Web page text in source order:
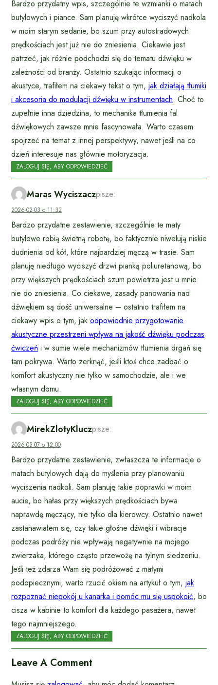
Bardzo przydatny wpis, szczególnie te wzmianki o matach
butylowych i piance. Sam planuję wkrótce wyciszyć nadkola
w moim starym sedanie, bo szum przy autostradowych
prędkościach jest już nie do zniesienia. Ciekawie jest
patrzeć, jak różnie podchodzi się do tematu dźwięku w
zależności od branży. Ostatnio szukając informacji o
akustyce, trafiłem na ciekawy tekst o tym, jak działają tłumiki
i akcesoria do modulacji dźwięku w instrumentach. Choć to
zupełnie inna dziedzina, to mechanika tłumienia fal
dźwiękowych zawsze mnie fascynowała. Warto czasem
spojrzeć na temat z innej perspektywy, nawet jeśli na co
dzień interesuje nas głównie motoryzacja.
ZALOGUJ SIĘ, ABY ODPOWIEDZIEĆ
Maras Wyciszaczpisze:
2026-02-03 o 11:32
Bardzo przydatne zestawienie, szczególnie te maty
butylowe robią świetną robotę, bo faktycznie niwelują niskie
dudnienia od kół, które najbardziej męczą w trasie. Sam
planuję niedługo wyciszyć drzwi pianką poliuretanową, bo
przy większych prędkościach szum powietrza jest u mnie
nie do zniesienia. Co ciekawe, zasady panowania nad
dźwiękiem są dość uniwersalne – ostatnio trafiłem na
ciekawy wpis o tym, jak odpowiednie przygotowanie
akustyczne przestrzeni wpływa na jakość dźwięku podczas
ćwiczeń i w sumie wiele mechanizmów tłumienia drgań się
tam pokrywa. Warto zerknąć, jeśli ktoś chce zadbać o
komfort akustyczny nie tylko w samochodzie, ale i we
własnym domu.
ZALOGUJ SIĘ, ABY ODPOWIEDZIEĆ
MirekZlotyKluczpisze:
2026-03-07 o 12:00
Bardzo przydatne zestawienie, zwłaszcza te informacje o
matach butylowych dają do myślenia przy planowaniu
wyciszenia nadkoli. Sam planuję takie poprawki w moim
aucie, bo hałas przy większych prędkościach bywa
naprawdę męczący, nie tylko dla kierowcy. Ostatnio nawet
zastanawiałem się, czy takie głośne dźwięki i wibracje
podczas podróży nie wpływają negatywnie na mojego
zwierzaka, którego często przewożę na tylnym siedzeniu.
Jeśli też zdarza Wam się podróżować z małymi
podopiecznymi, warto rzucić okiem na artykuł o tym, jak
rozpoznać niepokój u kanarka i pomóc mu się uspokoić, bo
cisza w kabinie to komfort dla każdego pasażera, nawet
tego najmniejszego.
ZALOGUJ SIĘ, ABY ODPOWIEDZIEĆ
Leave A Comment